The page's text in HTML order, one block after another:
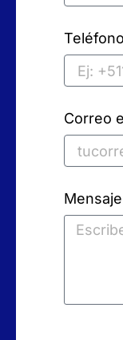
Teléfono
Correo
Mensaje